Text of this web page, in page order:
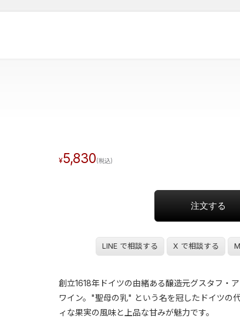
5,830
LINE で相談する X で相談する
創立1618年ドイツの由緒ある醸造元グスタフ・
ワイン。"聖母の乳" という名を冠したドイツの
ィな果実の風味と上品な甘みが魅力です。